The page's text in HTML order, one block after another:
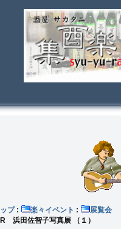
プ: 楽々イベント :
浜田佐智子写真展 （１）